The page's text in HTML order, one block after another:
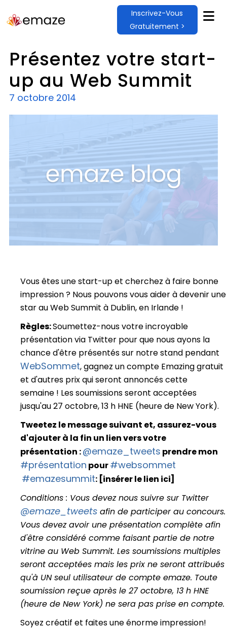
Inscrivez-Vous
Gratuitement >
Présentez votre start-
up au Web Summit
7 octobre 2014
Vous êtes une start-up et cherchez à faire bonne
impression ? Nous pouvons vous aider à devenir une
star au Web Summit à Dublin, en Irlande !
Règles:Soumettez-nous votre incroyable
présentation via Twitter pour que nous ayons la
chance d'être présentés sur notre stand pendant
WebSommet, gagnez un compte Emazing gratuit
et d'autres prix qui seront annoncés cette
semaine ! Les soumissions seront acceptées
jusqu'au 27 octobre, 13 h HNE (heure de New York).
Tweetez le message suivant et, assurez-vous
d'ajouter à la fin un lien vers votre
présentation :@emaze_tweets prendre mon
#présentation pour#websommet
#emazesummit: [insérer le lien ici]
Conditions : Vous devez nous suivre sur Twitter
@emaze_tweets afin de participer au concours.
Vous devez avoir une présentation complète afin
d'être considéré comme faisant partie de notre
vitrine au Web Summit. Les soumissions multiples
seront acceptées mais les prix ne seront attribués
qu'à UN seul utilisateur de compte emaze. Toute
soumission reçue après le 27 octobre, 13 h HNE
(heure de New York) ne sera pas prise en compte.
Soyez créatif et faites une énorme impression!